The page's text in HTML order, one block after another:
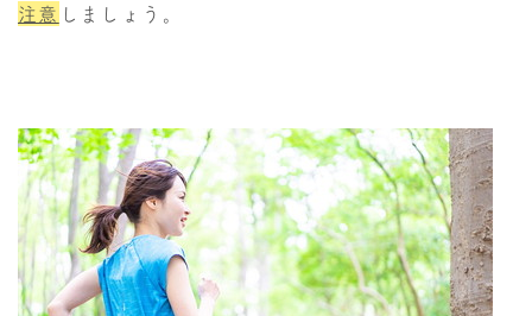
注意 しましょう。